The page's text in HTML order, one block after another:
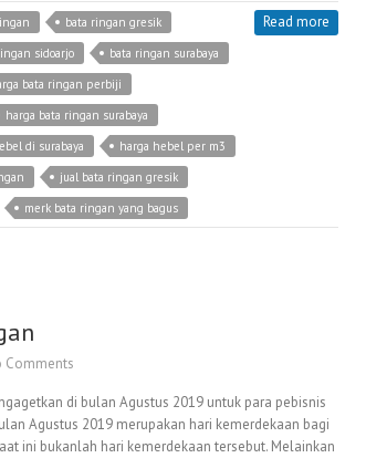
bata ringan gresik
sidoarjo
bata ringan surabaya
bata ringan perbiji
harga bata ringan surabaya
di surabaya
harga hebel per m3
jual bata ringan gresik
merk bata ringan yang bagus
Read more
Comments
di bulan Agustus 2019 untuk para pebisnis
Agustus 2019 merupakan hari kemerdekaan bagi
ini bukanlah hari kemerdekaan tersebut. Melainkan